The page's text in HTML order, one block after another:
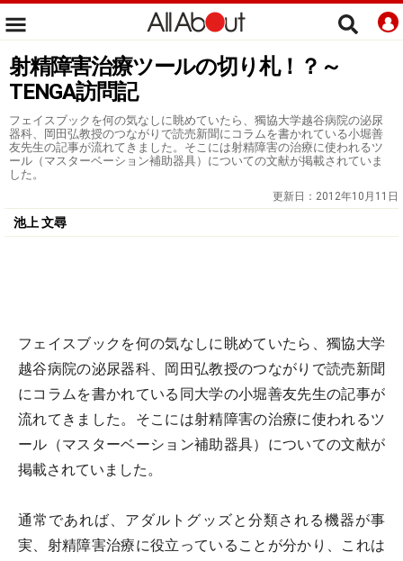
射精障害治療ツールの切り札！？～
TENGA訪問記
フェイスブックを何の気なしに眺めていたら、獨協大学越谷病院の泌尿
器科、岡田弘教授のつながりで読売新聞にコラムを書かれている小堀善
友先生の記事が流れてきました。そこには射精障害の治療に使われるツ
ール（マスターベーション補助器具）についての文献が掲載されていま
した。
更新日： 2012年10月11日
池上 文尋
フェイスブックを何の気なしに眺めていたら、獨協大学
越谷病院の泌尿器科、岡田弘教授のつながりで読売新聞
にコラムを書かれている同大学の小堀善友先生の記事が
流れてきました。そこには射精障害の治療に使われるツ
ール（マスターベーション補助器具）についての文献が
掲載されていました。
通常であれば、アダルトグッズと分類される機器が事
実、射精障害治療に役立っていることが分かり、これは